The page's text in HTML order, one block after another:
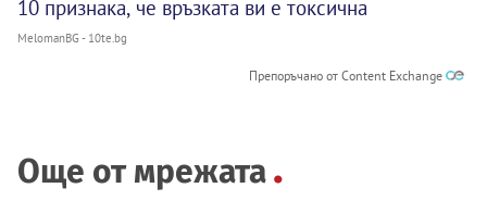
10 признака, че връзката ви е токсична
MelomanBG - 10te.bg
Препоръчано от Content Exchange
Още от мрежата